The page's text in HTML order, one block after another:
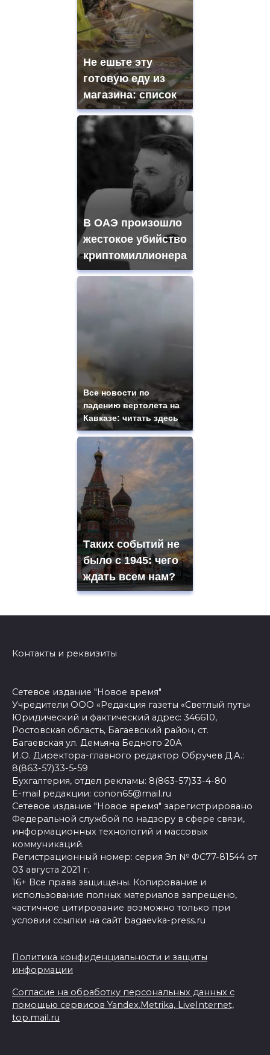
Не ешьте эту
готовую еду из
магазина: список
В ОАЭ произошло
жестокое убийство
криптомиллионера
Все новости по
падению вертолета на
Кавказе: читать здесь
Таких событий не
было с 1945: чего
ждать всем нам?
Контакты и реквизиты
Сетевое издание "Новое время"
Учредители ООО «Редакция газеты «Светлый путь»
Юридический и фактический адрес: 346610,
Ростовская область, Багаевский район, ст.
Багаевская ул. Демьяна Бедного 20А
И.О. Директора-главного редактор Обручев Д.А.:
8(863-57)33-5-59
Бухгалтерия, отдел рекламы: 8(863-57)33-4-80
E-mail редакции: conon65@mail.ru
Сетевое издание "Новое время" зарегистрировано
Федеральной службой по надзору в сфере связи,
информационных технологий и массовых
коммуникаций.
Регистрационный номер: серия Эл № ФС77-81544 от
03 августа 2021 г.
16+ Все права защищены. Копирование и
использование полных материалов запрещено,
частичное цитирование возможно только при
условии ссылки на сайт bagaevka-press.ru
Политика конфиденциальности и защиты
информации
Согласие на обработку персональных данных с
помощью сервисов Yandex.Metrika, LiveInternet,
top.mail.ru